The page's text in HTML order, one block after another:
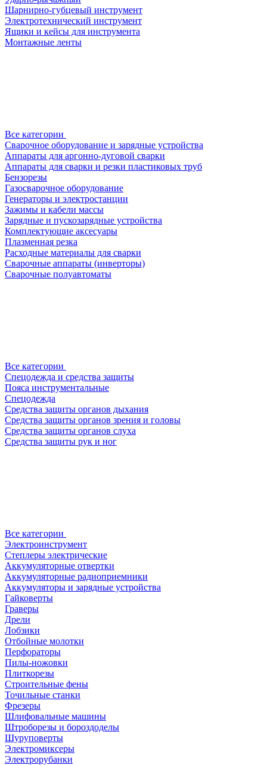
Шарнирно-губцевый инструмент
Электротехнический инструмент
Ящики и кейсы для инструмента
Монтажные ленты
Все категории
Сварочное оборудование и зарядные устройства
Аппараты для аргонно-дуговой сварки
Аппараты для сварки и резки пластиковых труб
Бензорезы
Газосварочное оборудование
Генераторы и электростанции
Зажимы и кабели массы
Зарядные и пускозарядные устройства
Комплектующие аксесуары
Плазменная резка
Расходные материалы для сварки
Сварочные аппараты (инверторы)
Сварочные полуавтоматы
Все категории
Спецодежда и средства защиты
Пояса инструментальные
Спецодежда
Средства защиты органов дыхания
Средства защиты органов зрения и головы
Средства защиты органов слуха
Средства защиты рук и ног
Все категории
Электроинструмент
Степлеры электрические
Аккумуляторные отвертки
Аккумуляторные радиоприемники
Аккумуляторы и зарядные устройства
Гайковерты
Граверы
Дрели
Лобзики
Отбойные молотки
Перфораторы
Пилы-ножовки
Плиткорезы
Строительные фены
Точильные станки
Фрезеры
Шлифовальные машины
Штроборезы и бороздоделы
Шуруповерты
Электромиксеры
Электрорубанки